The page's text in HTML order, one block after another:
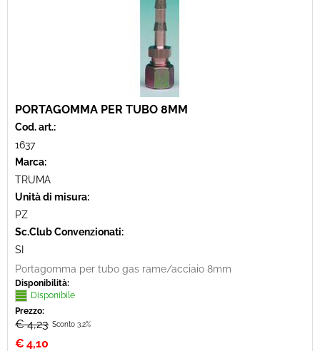
PORTAGOMMA PER TUBO 8MM
Cod. art.:
1637
Marca:
TRUMA
Unità di misura:
PZ
Sc.Club Convenzionati:
SI
Portagomma per tubo gas rame/acciaio 8mm
Disponibilità:
Disponibile
Prezzo:
€ 4,23 Sconto 3.2%
€ 4,10